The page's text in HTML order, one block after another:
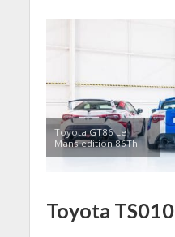
Toyota GT86 Le
Mans edition 86Th
Toyota TS010